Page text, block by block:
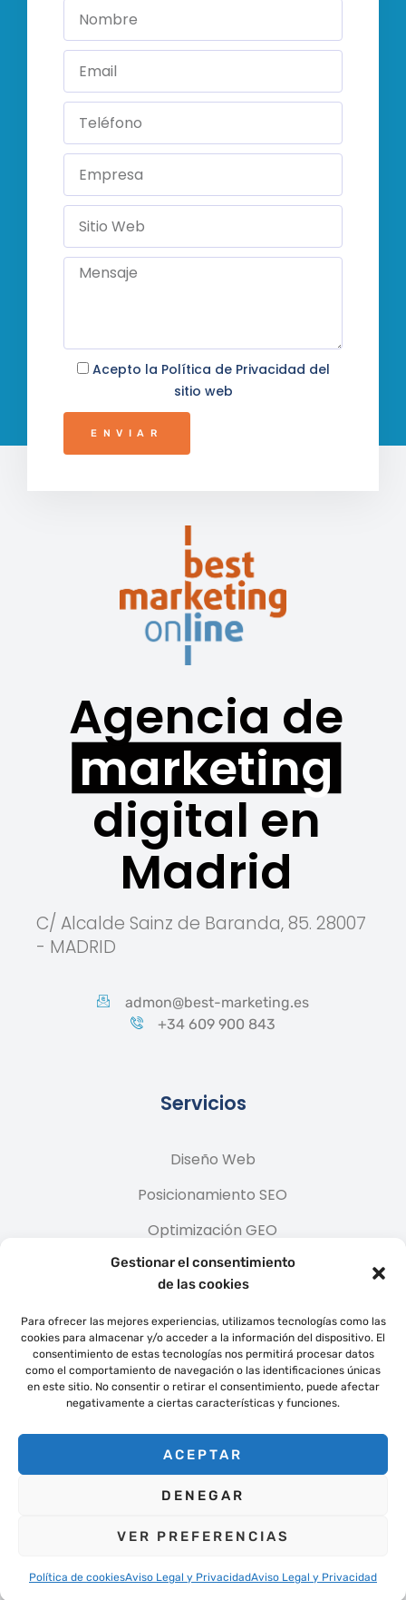
Gestionar el consentimiento
de las cookies
Para ofrecer las mejores experiencias, utilizamos tecnologías como las
cookies para almacenar y/o acceder a la información del dispositivo. El
consentimiento de estas tecnologías nos permitirá procesar datos
como el comportamiento de navegación o las identificaciones únicas
en este sitio. No consentir o retirar el consentimiento, puede afectar
negativamente a ciertas características y funciones.
ACEPTAR
DENEGAR
VER PREFERENCIAS
Política de cookiesAviso Legal y PrivacidadAviso Legal y Privacidad
Acepto la Política de Privacidad del
sitio web
ENVIAR
Agencia de
marketing
digital en
Madrid
C/ Alcalde Sainz de Baranda, 85. 28007
- MADRID
admon@best-marketing.es
+34 609 900 843
Servicios
Diseño Web
Posicionamiento SEO
Optimización GEO
Posicionamiento ASO
Publicidad Programática y nativa
Redes Sociales
Social Media ADS
Google Partner